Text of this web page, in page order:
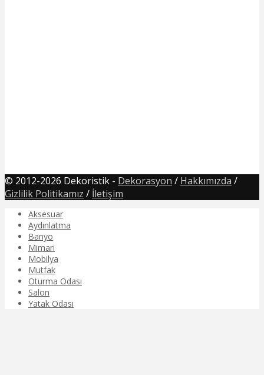
© 2012-2026 Dekoristik - Dekorasyon / Hakkımızda /
Gizlilik Politikamız / İletişim
Aksesuar
Aydınlatma
Banyo
Mimari
Mobilya
Mutfak
Oturma Odası
Salon
Yatak Odası